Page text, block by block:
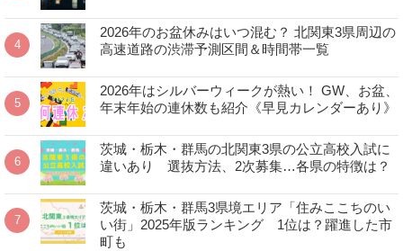
2026年のお盆休みはいつ混む？ 北関東3県周辺の
高速道路の渋滞予測区間＆時間帯一覧
2026年はシルバーウィークが熱い！ GW、お盆、
年末年始の連休数も紹介《早見カレンダーあり》
茨城・栃木・群馬の北関東3県の公立高校入試に
違いあり 選抜方法、2次募集…各県の特徴は？
茨城・栃木・群馬3県境エリア「住みここちのい
い街」2025年版ランキング 1位は？躍進した市
町も